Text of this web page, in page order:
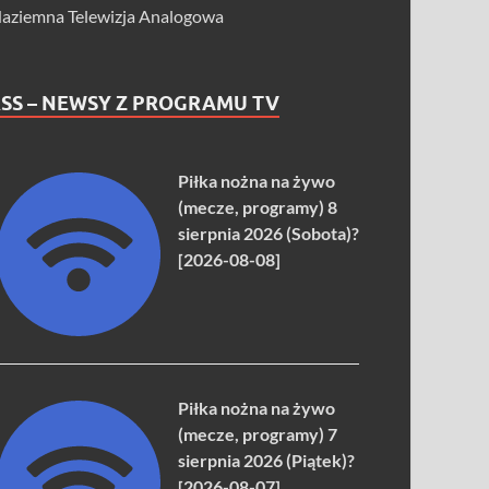
Telewizja Analogowa
– NEWSY Z PROGRAMU TV
Piłka nożna na żywo
(mecze, programy) 8
sierpnia 2026 (Sobota)?
[2026-08-08]
Piłka nożna na żywo
(mecze, programy) 7
sierpnia 2026 (Piątek)?